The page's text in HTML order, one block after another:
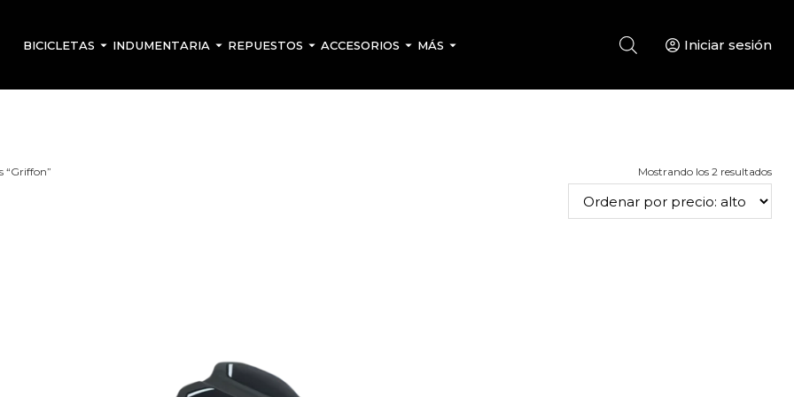
BICICLETAS INDUMENTARIA REPUESTOS ACCESORIOS MÁS Iniciar sesión
“Griffon” Mostrando los 2 resultados